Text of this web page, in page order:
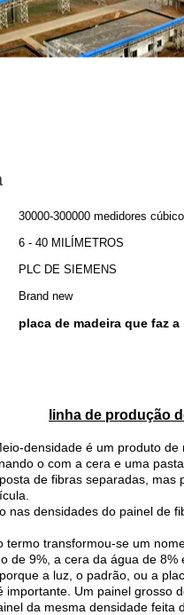
30000-300000 medidores
6 - 40 MILÍMETROS
PLC DE SIEMENS
Brand new
placa de madeira que faz a
linha de produção
densidade é um produto
o com a cera e uma
de fibras separadas,
nas densidades do painel de
termo transformou-se um
de 9%, a cera da água de
a luz, o padrão, ou a
importante. Um painel grosso
da mesma densidade